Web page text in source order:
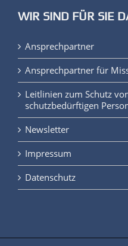
WIR SIND FÜR SIE
Ansprechpartner
Ansprechpartner für
Leitlinien zum Schutz
schutzbedürftigen
Newsletter
Impressum
Datenschutz